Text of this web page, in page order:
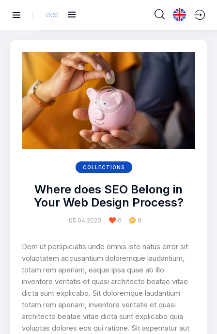
COLLECTIONS
Where does SEO Belong in
Your Web Design Process?
05.04.2020 0 0
Dem ut perspiciatis unde omnis iste natus error sit
voluptatem accusantium doloremque laudantium,
totam rem aperiam, eaque ipsa quae ab illo
inventore veritatis et quasi architecto beatae vitae
dicta sunt explicabo. Sit doloremque laudantium
totam rem aperiam, inventore veritatis et quasi
architecto beatae vitae dicta sunt explicabo quia
voluptas dolores eos qui ratione. Sit aspernatur aut